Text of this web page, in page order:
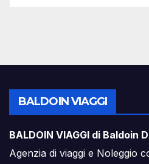
BALDOIN VIAGGI
BALDOIN VIAGGI di Baldoin
Agenzia di viaggi e Noleggio